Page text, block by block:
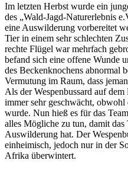
Im letzten Herbst wurde ein
des „Wald-Jagd-Naturerlebnis
eine Auswilderung vorbereitet
Tier in einem sehr schlechten
rechte Flügel war mehrfach
befand sich eine offene Wunde
des Beckenknochens abnormal
Vermutung im Raum, dass
Als der Wespenbussard auf
immer sehr geschwächt,
wurde. Nun hieß es für das
alles Mögliche zu tun, damit
Auswilderung hat. Der
einheimisch, jedoch nur in der
Afrika überwintert.